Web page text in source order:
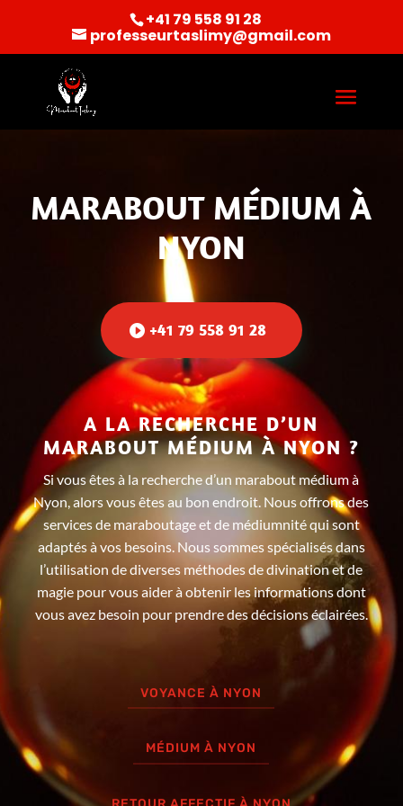
+41 79 558 91 28
professeurtaslimy@gmail.com
MARABOUT MÉDIUM À
NYON
+41 79 558 91 28
A LA RECHERCHE D’UN
MARABOUT MÉDIUM À NYON ?
Si vous êtes à la recherche d’un marabout médium à
Nyon, alors vous êtes au bon endroit. Nous offrons des
services de maraboutage et de médiumnité qui sont
adaptés à vos besoins. Nous sommes spécialisés dans
l’utilisation de diverses méthodes de divination et de
magie pour vous aider à obtenir les informations dont
vous avez besoin pour prendre des décisions éclairées.
VOYANCE À NYON
MÉDIUM À NYON